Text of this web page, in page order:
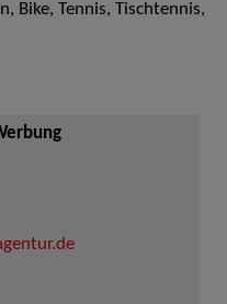
Bike, Tennis, Tischtennis,